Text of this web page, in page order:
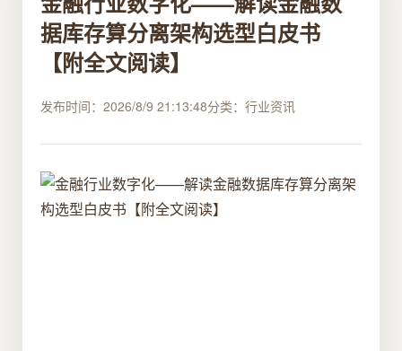
据库存算分离架构选型白皮书
【附全文阅读】
发布时间：2026/8/9 21:13:48分类：行业资讯